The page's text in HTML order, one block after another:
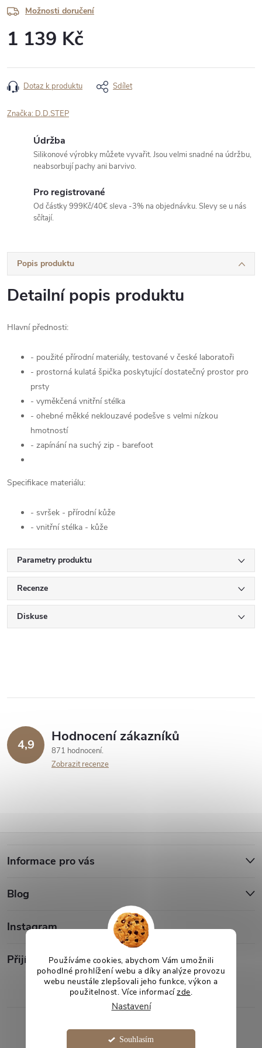
Používáme cookies, abychom Vám umožnili
pohodlné prohlížení webu a díky analýze provozu
webu neustále zlepšovali jeho funkce, výkon a
použitelnost. Více informacízde.
Nastavení
Souhlasím
Možnosti doručení
1 139 Kč
cena:
Dotaz k produktu Sdílet
Značka: D.D.STEP
Údržba
Silikonové výrobky můžete vyvařit. Jsou velmi snadné na údržbu,
neabsorbují pachy ani barvivo.
Pro registrované
Od částky 999Kč/40€ sleva -3% na objednávku. Slevy se u nás
sčítají.
Popis produktu
Detailní popis produktu
Hlavní přednosti:
- použité přírodní materiály, testované v české laboratoři
- prostorná kulatá špička poskytující dostatečný prostor pro
prsty
- vyměkčená vnitřní stélka
- ohebné měkké neklouzavé podešve s velmi nízkou
hmotností
- zapínání na suchý zip - barefoot
Specifikace materiálu:
- svršek - přírodní kůže
- vnitřní stélka - kůže
Parametry produktu
Recenze
Diskuse
4,9 Hodnocení zákazníků
871 hodnocení
Zobrazit recenze
á
p
a
Informace pro vás
Blog
Instagram
Přijímáme online platby
Copyright 2026Desami. Všechna práva vyhrazena.